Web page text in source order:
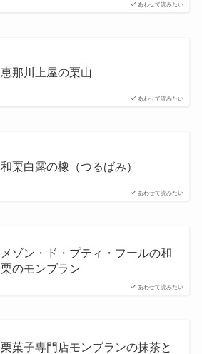
あわせて読みたい
あわせて読みたい
恵那川上屋の栗山
あわせて読みたい
和栗白露の橡（つるばみ）
あわせて読みたい
メゾン・ド・プティ・フールの和
栗のモンブラン
栗菓子専門店モンブランの抹茶と